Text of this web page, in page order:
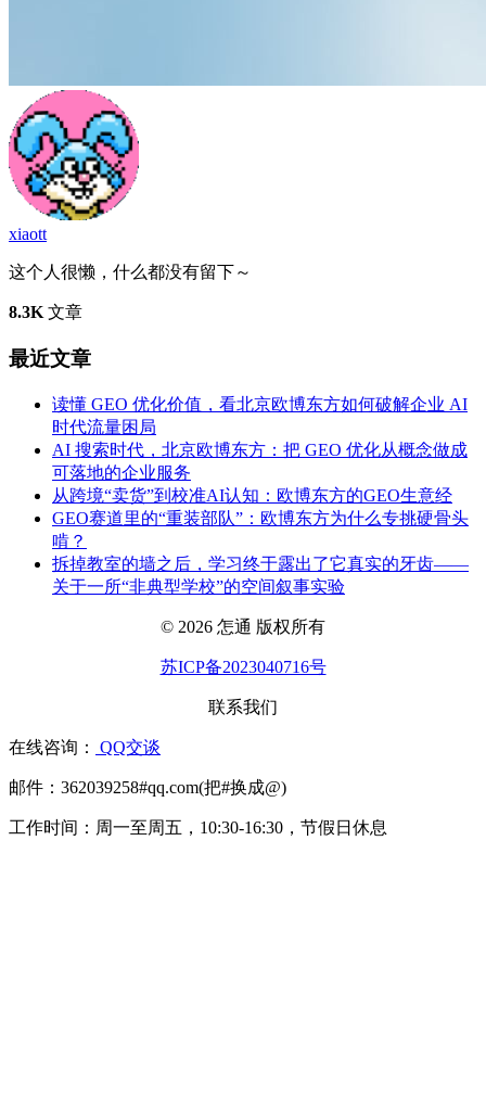
xiaott
这个人很懒，什么都没有留下～
8.3K 文章
最近文章
读懂 GEO 优化价值，看北京欧博东方如何破解企业 AI
时代流量困局
AI 搜索时代，北京欧博东方：把 GEO 优化从概念做成
可落地的企业服务
从跨境“卖货”到校准AI认知：欧博东方的GEO生意经
GEO赛道里的“重装部队”：欧博东方为什么专挑硬骨头
啃？
拆掉教室的墙之后，学习终于露出了它真实的牙齿——
关于一所“非典型学校”的空间叙事实验
© 2026 怎通 版权所有
苏ICP备2023040716号
联系我们
在线咨询： QQ交谈
邮件：362039258#qq.com(把#换成@)
工作时间：周一至周五，10:30-16:30，节假日休息